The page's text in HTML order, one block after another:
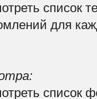
список
для
список